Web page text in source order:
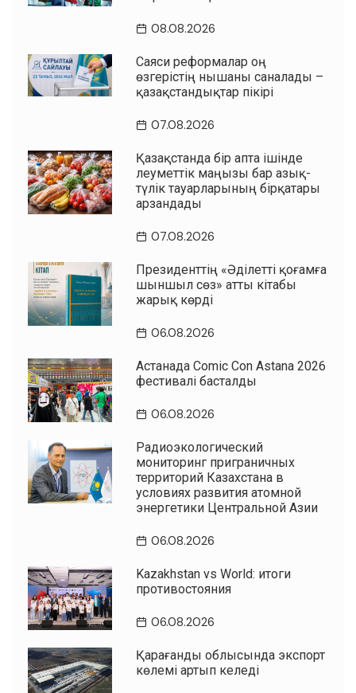
08.08.2026
Саяси реформалар оң
өзгерістің нышаны саналады –
қазақстандықтар пікірі
07.08.2026
Қазақстанда бір апта ішінде
әлеуметтік маңызы бар азық-
түлік тауарларының бірқатары
арзандады
07.08.2026
Президенттің «Әділетті қоғамға
шыншыл сөз» атты кітабы
жарық көрді
06.08.2026
Астанада Comic Con Astana 2026
фестивалі басталды
06.08.2026
Радиоэкологический
мониторинг приграничных
территорий Казахстана в
условиях развития атомной
энергетики Центральной Азии
06.08.2026
Kazakhstan vs World: итоги
противостояния
06.08.2026
Қарағанды облысында экспорт
көлемі артып келеді